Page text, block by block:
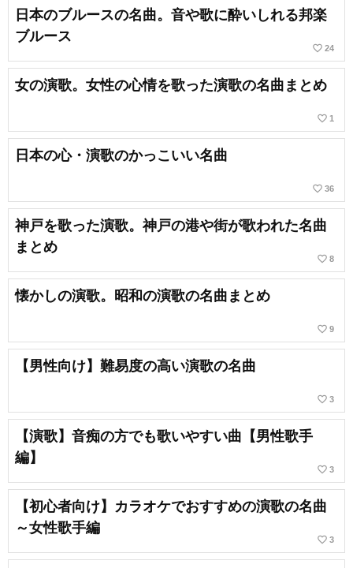
日本のブルースの名曲。音や歌に酔いしれる邦楽
ブルース
favorite_border 24
女の演歌。女性の心情を歌った演歌の名曲まとめ
favorite_border 1
日本の心・演歌のかっこいい名曲
favorite_border 36
神戸を歌った演歌。神戸の港や街が歌われた名曲
まとめ
favorite_border 8
懐かしの演歌。昭和の演歌の名曲まとめ
favorite_border 9
【男性向け】難易度の高い演歌の名曲
favorite_border 3
【演歌】音痴の方でも歌いやすい曲【男性歌手
編】
favorite_border 3
【初心者向け】カラオケでおすすめの演歌の名曲
～女性歌手編
favorite_border 3